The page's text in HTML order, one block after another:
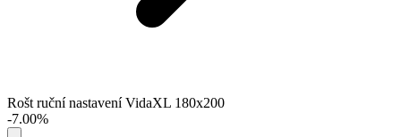
Rošt ruční nastavení VidaXL 180x200
-7.00%